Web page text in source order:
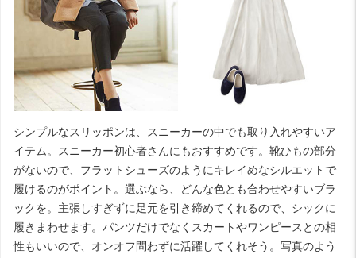
シンプルなスリッポンは、スニーカーの中でも取り入れやすいア
イテム。スニーカー初心者さんにもおすすめです。靴ひもの部分
がないので、フラットシューズのようにキレイめなシルエットで
履けるのがポイント。選ぶなら、どんな色とも合わせやすいブラ
ックを。主張しすぎずに足元を引き締めてくれるので、シックに
履きまわせます。パンツだけでなくスカートやワンピースとの相
性もいいので、オンオフ問わずに活躍してくれそう。写真のよう